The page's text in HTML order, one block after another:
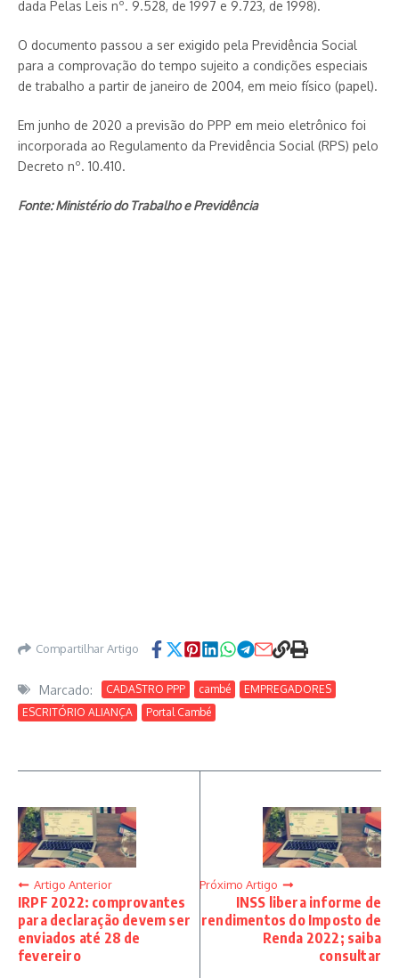
dada Pelas Leis nº. 9.528, de 1997 e 9.723, de 1998).
O documento passou a ser exigido pela Previdência Social
para a comprovação do tempo sujeito a condições especiais
de trabalho a partir de janeiro de 2004, em meio físico (papel).
Em junho de 2020 a previsão do PPP em meio eletrônico foi
incorporada ao Regulamento da Previdência Social (RPS) pelo
Decreto nº. 10.410.
Fonte: Ministério do Trabalho e Previdência
Compartilhar Artigo
Marcado: CADASTRO PPP cambé
EMPREGADORES
ESCRITÓRIO ALIANÇA
Portal Cambé
Artigo Anterior
IRPF 2022: comprovantes
para declaração devem ser
enviados até 28 de
fevereiro
Próximo Artigo
INSS libera informe de
rendimentos do Imposto de
Renda 2022; saiba
consultar